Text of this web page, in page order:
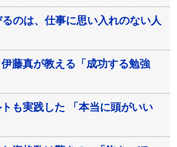
のは、仕事に思い入れのない人
藤真が教える「成功する勉強
も実践した 「本当に頭がいい